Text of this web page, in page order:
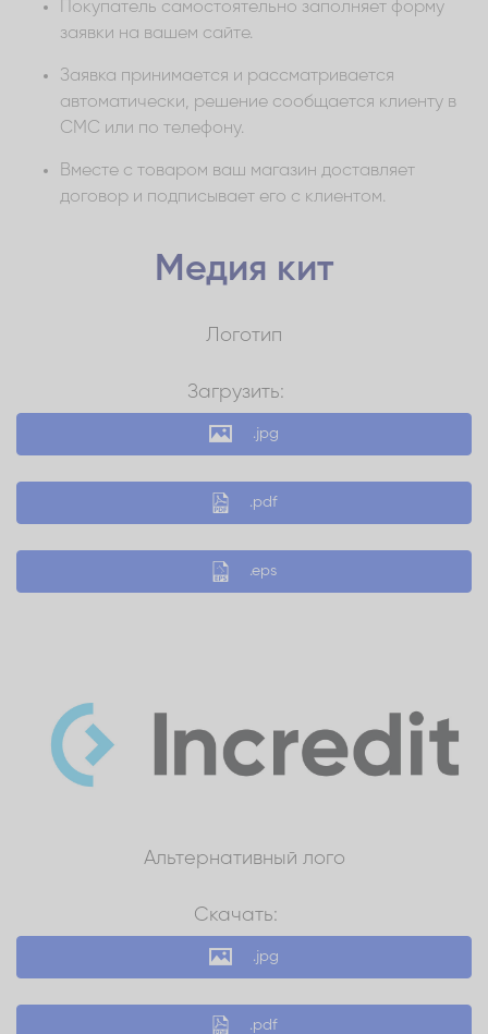
Покупатель самостоятельно заполняет форму
заявки на вашем сайте.
Заявка принимается и рассматривается
автоматически, решение сообщается клиенту в
СМС или по телефону.
Вместе с товаром ваш магазин доставляет
договор и подписывает его с клиентом.
Медия кит
Логотип
Загрузить:
.jpg
.pdf
.eps
Альтернативный лого
Скачать:
.jpg
.pdf